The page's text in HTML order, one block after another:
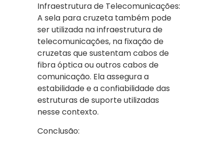
Infraestrutura de Telecomunicações:
A sela para cruzeta também pode
ser utilizada na infraestrutura de
telecomunicações, na fixação de
cruzetas que sustentam cabos de
fibra óptica ou outros cabos de
comunicação. Ela assegura a
estabilidade e a confiabilidade das
estruturas de suporte utilizadas
nesse contexto.
Conclusão: